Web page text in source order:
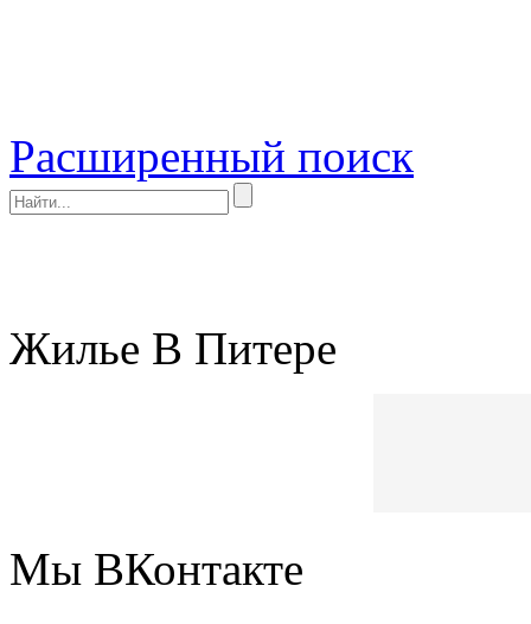
Расширенный поиск
Жилье В Питере
Мы ВКонтакте